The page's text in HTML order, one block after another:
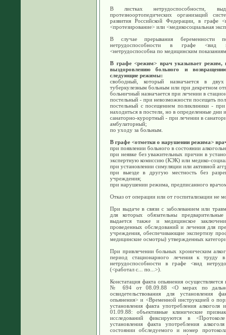
В листках нетрудоспособности,
протезноортопедических организаций
развития Российской Федерации, в графе
<протезирование> или <медикосоциальная
В случае прерывания беременности
нетрудоспособности в графе <вид
<нетрудоспособна по медицинским
В графе <режим> врач указывает режим,
выздоровлению больного и
следующие режимы:
свободный, который назначается в
туберкулезным больным или при декретном
больничный назначается при лечении в
постельный - при невозможности посещать
постельный с посещением поликлиники -
находиться в постели, но в определенные
санаторно-курортный - при лечении в
амбулаторный;
по уходу за больным.
В графе <отметки о нарушении режима>
при появлении больного в состоянии
при неявке без уважительных причин в
экспертную комиссию (КЭК) или медико-
при установлении симуляции или активной
при выезде в другую местность без
учреждения;
при нарушении режима, предписанного
Отказ от операции или от госпитализации не
При выдаче в связи с заболеванием или
для которых обязательны
выдается также и медицинское
проведенных обследований и лечения для
учреждения, обеспечивающие экспертизу
медицинские осмотры) утвержденных
При привлечении больных хроническим
период стационарного лечения к труду
нетрудоспособности в графе <вид
(<работал с... по...>).
Констатация факта опьянения
№ 694 от 08.09.88 <О мерах по
освидетельствования для установления
опьянения> и <Временной инструкцией о
установления факта употребления
01.09.88: объективные клинические
исследований фиксируются в
установления факта употребления
состоянии обследуемого и номер